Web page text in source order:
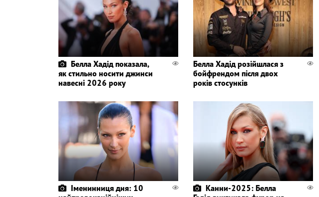
Белла Хадід показала,
як стильно носити джинси
навесні 2026 року
Белла Хадід розійшлася з
бойфрендом після двох
років стосунків
Іменинниця дня: 10
Канни-2025: Белла